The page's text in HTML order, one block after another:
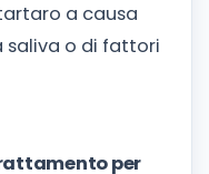
a causa
saliva o di fattori
per